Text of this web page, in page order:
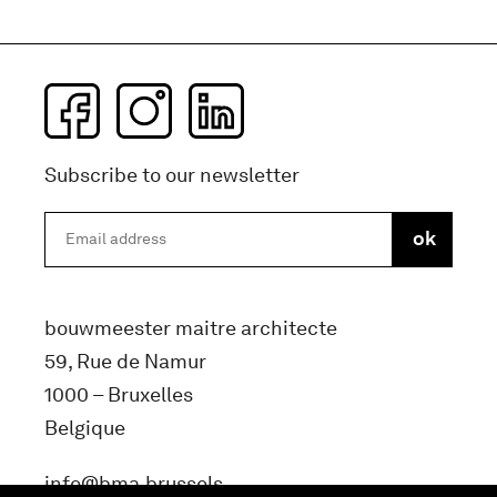
Subscribe to our newsletter
bouwmeester maitre architecte
59, Rue de Namur
1000 – Bruxelles
Belgique
info@bma.brussels